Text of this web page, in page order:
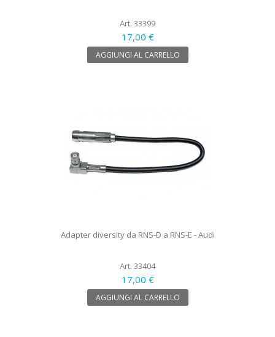
Art. 33399
17,00 €
AGGIUNGI AL CARRELLO
Adapter diversity da RNS-D a RNS-E - Audi
Art. 33404
17,00 €
AGGIUNGI AL CARRELLO